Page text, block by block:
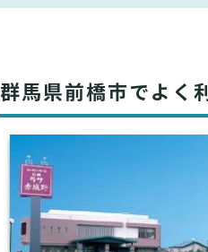
群馬県前橋市でよく